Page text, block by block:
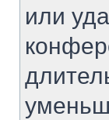
или